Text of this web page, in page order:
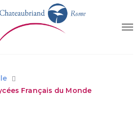
Français du Monde